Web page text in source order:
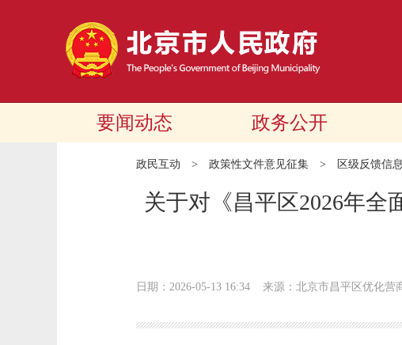
要闻动态 政务公开
政民互动 > 政策性文件意见征集 > 区级反馈信息
关于对《昌平区2026年
日期：2026-05-13 16:34 来源：北京市昌平区优化营